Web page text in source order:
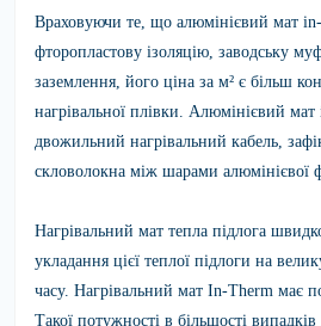
Враховуючи те, що алюмінієвий мат
фторопластову ізоляцію, заводську
заземлення, його ціна за м² є більш
нагрівальної плівки. Алюмінієвий
двожильний нагрівальний кабель,
скловолокна між шарами алюмінієвої
Нагрівальний мат тепла підлога
укладання цієї теплої підлоги на
часу. Нагрівальний мат In-Therm має
Такої потужності в більшості